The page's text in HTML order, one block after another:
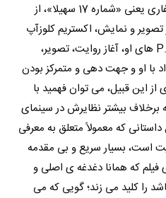
درباره ی نخستین فیلم محمود غفاری یعنی «شماره 17 سهیلا»، از
و نمایش، اکستریم کلوزآپ
ابتدایی از او، میزانسن ها و P.O.V های او، آغاز روایت، تصویر،
با او و جهت دهی و متمرکز بودن
این قبیل، می توان فهمید با
بیشتر نظایرش در سینمای
داستانی که معمولاً متعلق به معرفی
است، بسیار سریع و بی مقدمه
که همانا دغدغه ی اصلی و
را کلید می زند؛ گویی که می